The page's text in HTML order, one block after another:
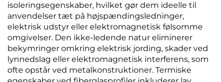
isoleringsegenskaber, hvilket gør dem ideelle til
anvendelser tæt på højspændingsledninger,
elektrisk udstyr eller elektromagnetisk følsomme
omgivelser. Den ikke-ledende natur eliminerer
bekymringer omkring elektrisk jording, skader ved
lynnedslag eller elektromagnetisk interferens, som
ofte opstår ved metalkonstruktioner. Termiske